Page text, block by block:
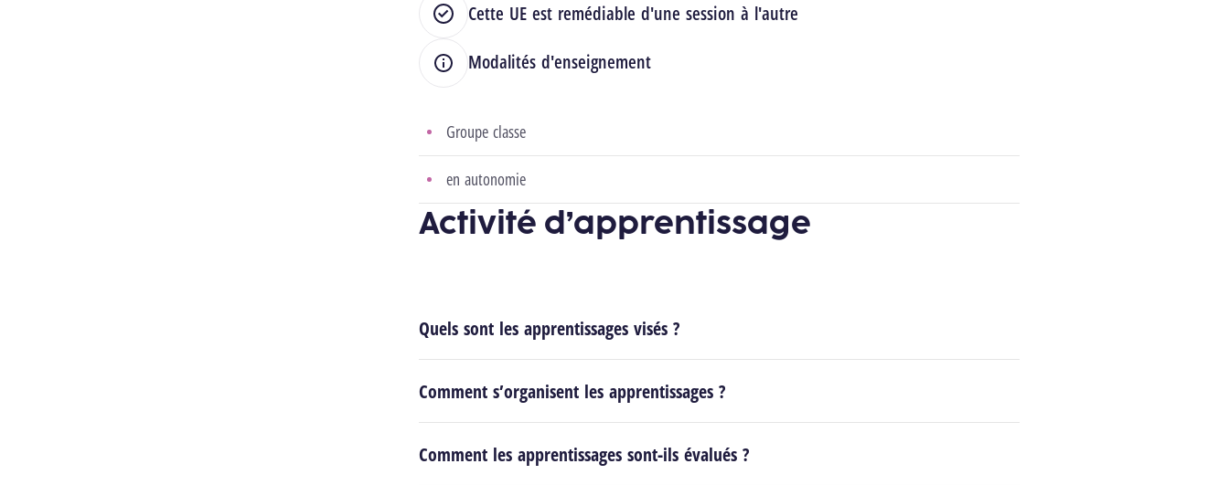
Cette UE est remédiable d'une session à l'autre
Modalités d'enseignement
Groupe classe
en autonomie
Activité d’apprentissage
Quels sont les apprentissages visés ?
Comment s’organisent les apprentissages ?
Comment les apprentissages sont-ils évalués ?